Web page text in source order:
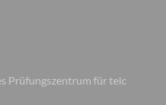
Prüfungszentrum für telc